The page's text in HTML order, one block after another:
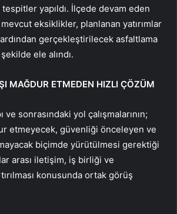
tespitler yapıldı. İlçede devam eden
mevcut eksiklikler, planlanan yatırımlar
ardından gerçekleştirilecek asfaltlama
ele alındı.
MAĞDUR ETMEDEN HIZLI ÇÖZÜM
ve sonrasındaki yol çalışmalarının;
etmeyecek, güvenliği önceleyen ve
biçimde yürütülmesi gerektiği
arası iletişim, iş birliği ve
konusunda ortak görüş